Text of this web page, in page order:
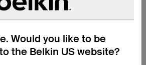
Would you like to be
the Belkin US website?